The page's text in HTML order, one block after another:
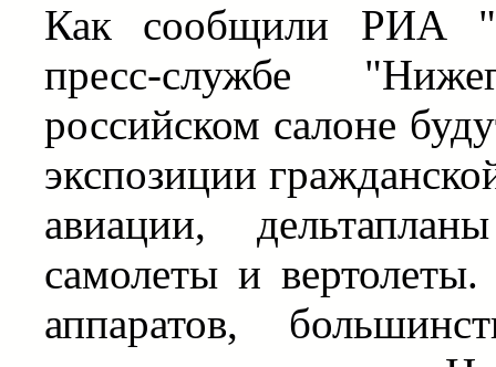
Как сообщили РИА
пресс-службе
российском салоне
экспозиции
авиации,
самолеты и
аппаратов,